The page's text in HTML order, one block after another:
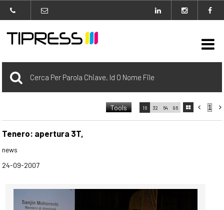
Archivio
carrello
Agenzia

 
16 32 64 96 
Tools
0 Selezionato
Tenero: apertura 3T,
news
24-09-2007